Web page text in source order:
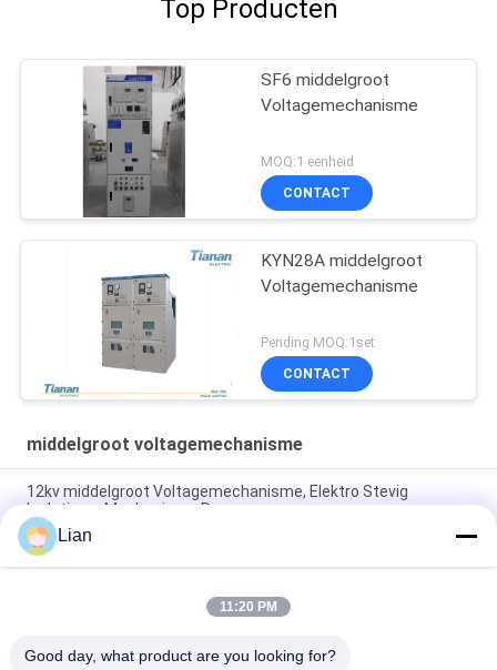
Top Producten
SF6 middelgroot
Voltagemechanisme
MOQ:1 eenheid
CONTACT
KYN28A middelgroot
Voltagemechanisme
Pending MOQ:1set
CONTACT
middelgroot voltagemechanisme
12kv middelgroot Voltagemechanisme, Elektro Stevig
Isolatiemv Mechanisme Rmu
Beklede de Rings Hoofdeenheden van Sf6rmu Mv GIS en
Compact Ac van Mechanismesystemen Metaal -
Sf6 belt het Gas Geïsoleerde Mechanisme, Hoofdeenheid 12
Lian
11:20 PM
Good day, what product are you looking for?